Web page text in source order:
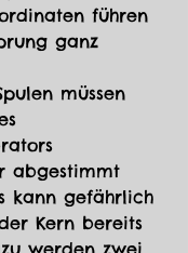
führen
ganz
müssen
abgestimmt
kann gefährlich
Kern bereits